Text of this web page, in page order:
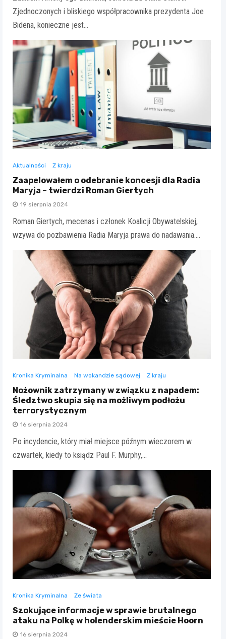
Zjednoczonych i bliskiego współpracownika prezydenta Joe
Bidena, konieczne jest…
Aktualności Z kraju
Zaapelowałem o odebranie koncesji dla Radia
Maryja – twierdzi Roman Giertych
19 sierpnia 2024
Roman Giertych, mecenas i członek Koalicji Obywatelskiej,
wzywa do pozbawienia Radia Maryja prawa do nadawania.…
Kronika Kryminalna Na wokandzie sądowej Z kraju
Nożownik zatrzymany w związku z napadem:
Śledztwo skupia się na możliwym podłożu
terrorystycznym
16 sierpnia 2024
Po incydencie, który miał miejsce późnym wieczorem w
czwartek, kiedy to ksiądz Paul F. Murphy,…
Kronika Kryminalna Ze świata
Szokujące informacje w sprawie brutalnego
ataku na Polkę w holenderskim mieście Hoorn
16 sierpnia 2024